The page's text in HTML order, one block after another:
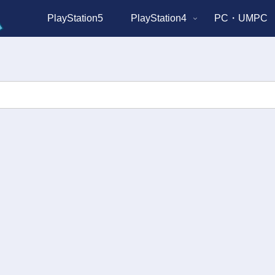
PlayStation5 PlayStation4 PC・UMPC